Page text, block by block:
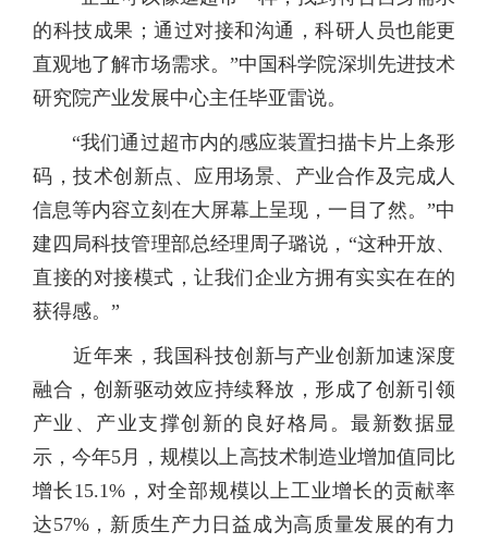
的科技成果；通过对接和沟通，科研人员也能更
直观地了解市场需求。”中国科学院深圳先进技术
研究院产业发展中心主任毕亚雷说。
“我们通过超市内的感应装置扫描卡片上条形
码，技术创新点、应用场景、产业合作及完成人
信息等内容立刻在大屏幕上呈现，一目了然。”中
建四局科技管理部总经理周子璐说，“这种开放、
直接的对接模式，让我们企业方拥有实实在在的
获得感。”
近年来，我国科技创新与产业创新加速深度
融合，创新驱动效应持续释放，形成了创新引领
产业、产业支撑创新的良好格局。最新数据显
示，今年5月，规模以上高技术制造业增加值同比
增长15.1%，对全部规模以上工业增长的贡献率
达57%，新质生产力日益成为高质量发展的有力